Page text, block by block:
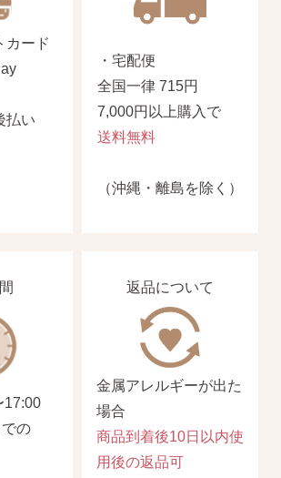
ローしてみてください。
アスの通販ショップ
！！なでしこスタイルへ！
カード
払い
・宅配便
全国一律 715円
7,000円以上購入で
送料無料
（沖縄・離島を除く）
17:00
の
返品について
金属アレルギーが出た
場合
商品到着後10日以内使
用後の返品可